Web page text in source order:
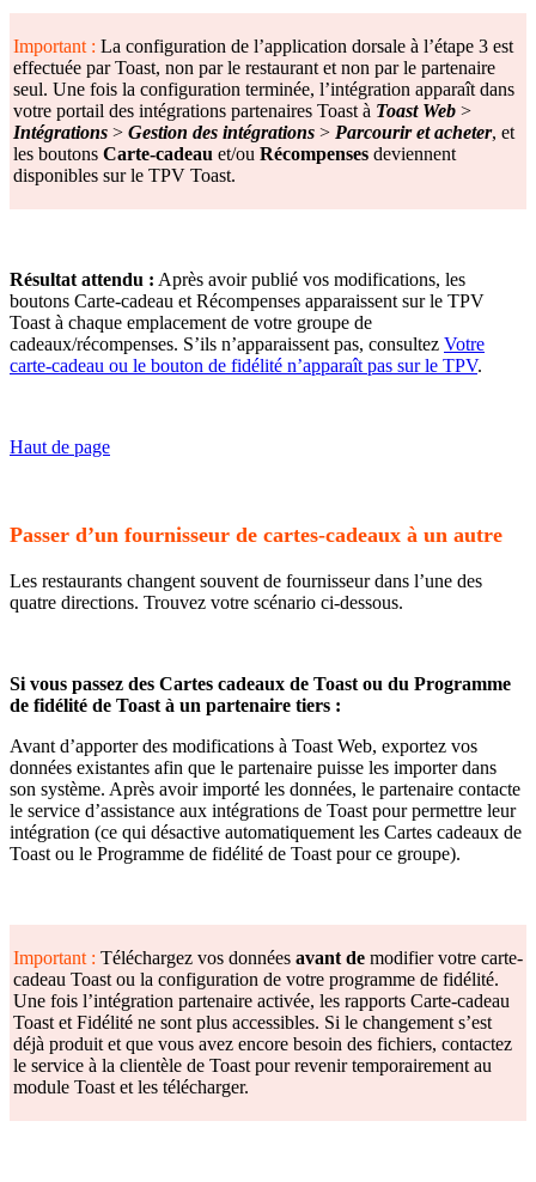
Important : La configuration de l’application dorsale à l’étape 3 est
effectuée par Toast, non par le restaurant et non par le partenaire
seul. Une fois la configuration terminée, l’intégration apparaît dans
votre portail des intégrations partenaires Toast à Toast Web >
Intégrations > Gestion des intégrations > Parcourir et acheter, et
les boutons Carte-cadeau et/ou Récompenses deviennent
disponibles sur le TPV Toast.
Résultat attendu : Après avoir publié vos modifications, les
boutons Carte-cadeau et Récompenses apparaissent sur le TPV
Toast à chaque emplacement de votre groupe de
cadeaux/récompenses. S’ils n’apparaissent pas, consultez Votre
carte-cadeau ou le bouton de fidélité n’apparaît pas sur le TPV.
Haut de page
Passer d’un fournisseur de cartes-cadeaux à un autre
Les restaurants changent souvent de fournisseur dans l’une des
quatre directions. Trouvez votre scénario ci-dessous.
Si vous passez des Cartes cadeaux de Toast ou du Programme
de fidélité de Toast à un partenaire tiers :
Avant d’apporter des modifications à Toast Web, exportez vos
données existantes afin que le partenaire puisse les importer dans
son système. Après avoir importé les données, le partenaire contacte
le service d’assistance aux intégrations de Toast pour permettre leur
intégration (ce qui désactive automatiquement les Cartes cadeaux de
Toast ou le Programme de fidélité de Toast pour ce groupe).
Important : Téléchargez vos données avant de modifier votre carte-
cadeau Toast ou la configuration de votre programme de fidélité.
Une fois l’intégration partenaire activée, les rapports Carte-cadeau
Toast et Fidélité ne sont plus accessibles. Si le changement s’est
déjà produit et que vous avez encore besoin des fichiers, contactez
le service à la clientèle de Toast pour revenir temporairement au
module Toast et les télécharger.